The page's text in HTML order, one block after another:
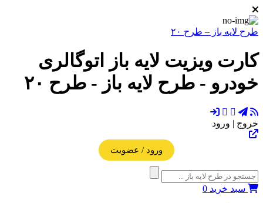
طرح لایه باز – طرح ۲۰
کارت ویزیت لایه باز اتوگالری
خودرو - طرح لایه باز - طرح ۲۰
خروج | ورود
ورود / عضویت
سبد خرید 0